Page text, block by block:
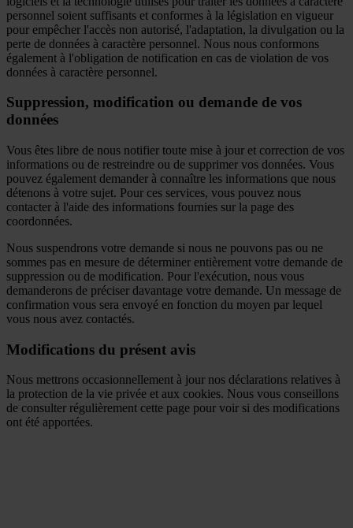
personnel soient suffisants et conformes à la législation en vigueur
pour empêcher l'accès non autorisé, l'adaptation, la divulgation ou la
perte de données à caractère personnel. Nous nous conformons
également à l'obligation de notification en cas de violation de vos
données à caractère personnel.
Suppression, modification ou demande de vos
données
Vous êtes libre de nous notifier toute mise à jour et correction de vos
informations ou de restreindre ou de supprimer vos données. Vous
pouvez également demander à connaître les informations que nous
détenons à votre sujet. Pour ces services, vous pouvez nous
contacter à l'aide des informations fournies sur la page des
coordonnées.
Nous suspendrons votre demande si nous ne pouvons pas ou ne
sommes pas en mesure de déterminer entièrement votre demande de
suppression ou de modification. Pour l'exécution, nous vous
demanderons de préciser davantage votre demande. Un message de
confirmation vous sera envoyé en fonction du moyen par lequel
vous nous avez contactés.
Modifications du présent avis
Nous mettrons occasionnellement à jour nos déclarations relatives à
la protection de la vie privée et aux cookies. Nous vous conseillons
de consulter régulièrement cette page pour voir si des modifications
ont été apportées.